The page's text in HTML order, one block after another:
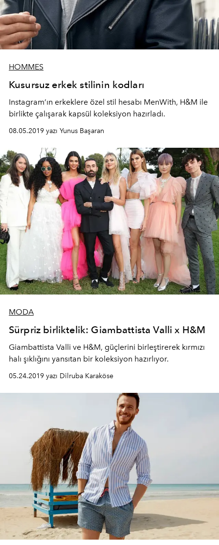
HOMMES
Kusursuz erkek stilinin kodları
Instagram’ın erkeklere özel stil hesabı MenWith, H&M ile
birlikte çalışarak kapsül koleksiyon hazırladı.
08.05.2019 yazı Yunus Başaran
MODA
Sürpriz birliktelik: Giambattista Valli x H&M
Giambattista Valli ve H&M, güçlerini birleştirerek kırmızı
halı şıklığını yansıtan bir koleksiyon hazırlıyor.
05.24.2019 yazı Dilruba Karaköse